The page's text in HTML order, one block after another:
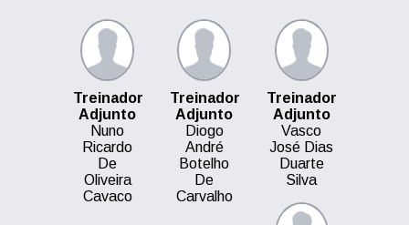
Treinador
Adjunto
Nuno
Ricardo
De
Oliveira
Cavaco
Treinador
Adjunto
Diogo
André
Botelho
De
Carvalho
Treinador
Adjunto
Vasco
José Dias
Duarte
Silva